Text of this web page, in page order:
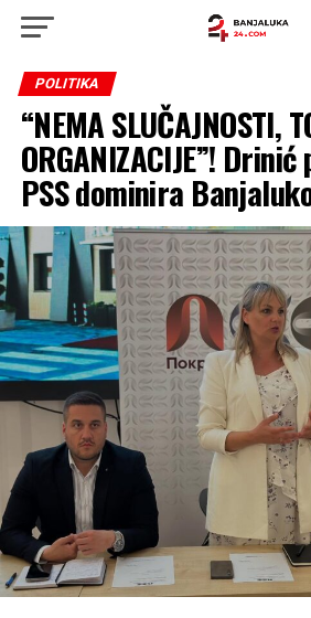
POLITIKA
“NEMA SLUČAJNOSTI,
ORGANIZACIJE”!
PSS dominira